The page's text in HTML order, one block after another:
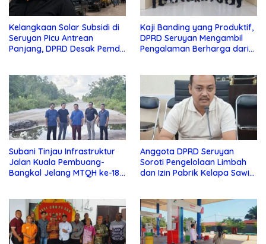
Kelangkaan Solar Subsidi di
Seruyan Picu Antrean
Panjang, DPRD Desak Pemda
Kaji Banding yang Produktif,
DPRD Seruyan Mengambil
Pengalaman Berharga dari
Subani Tinjau Infrastruktur
Jalan Kuala Pembuang-
Bangkal Jelang MTQH ke-18
Anggota DPRD Seruyan
Soroti Pengelolaan Limbah
dan Izin Pabrik Kelapa Sawit